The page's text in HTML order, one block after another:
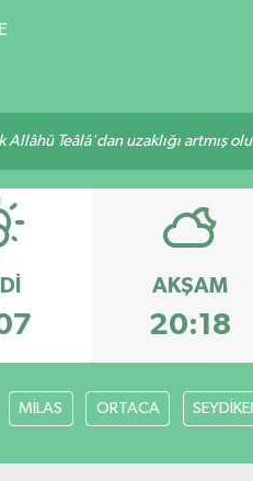
Teâlâ'dan uzaklığı artmış
AKŞAM
20:18
MİLAS ORTACA